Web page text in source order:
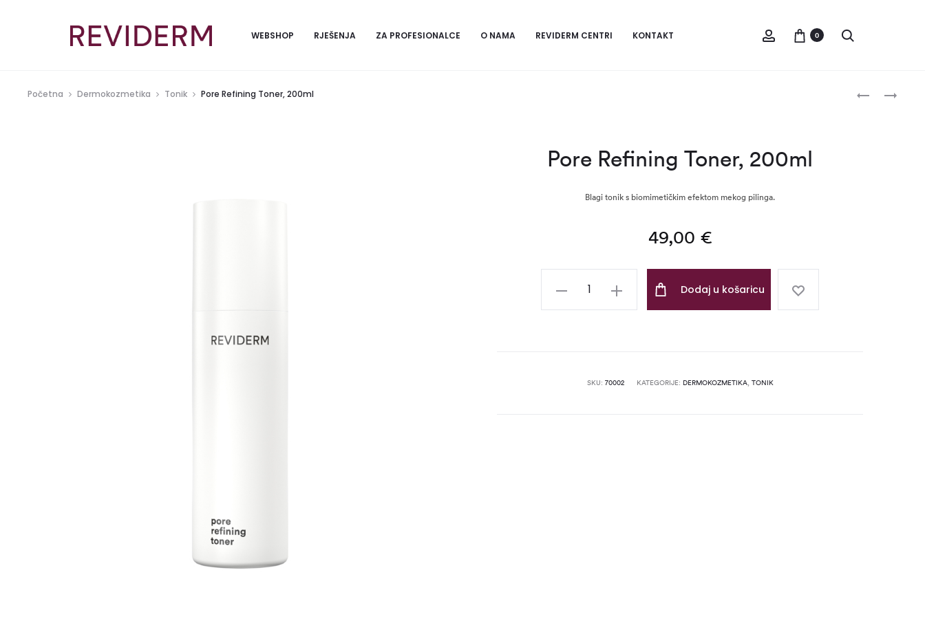
WEBSHOP RJEŠENJA ZA PROFESIONALCE O NAMA REVIDERM CENTRI KONTAKT Account 0
NEURO
Početna Dermokozmetika Tonik Pore Refining Toner, 200ml
Pore Refining Toner, 200ml
Blagi tonik s biomimetičkim efektom mekog pilinga.
49,00 €
Dodaj u košaricu
SKU: 70002 KATEGORIJE: DERMOKOZMETIKA, TONIK